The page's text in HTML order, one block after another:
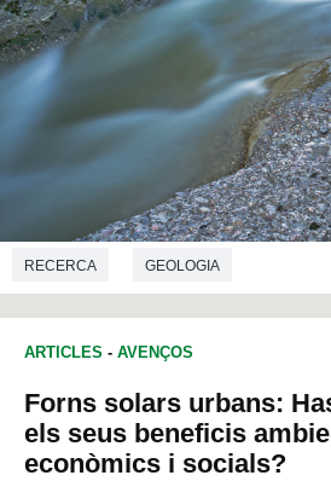
RECERCA GEOLOGIA
ARTICLES - AVENÇOS
Forns solars urbans:
els seus beneficis
econòmics i socials?